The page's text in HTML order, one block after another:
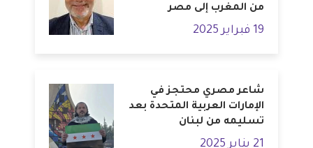
من المغرب إلى مصر
19 فبراير 2025
شاعر مصري محتجز في
الإمارات العربية المتحدة بعد
تسليمه من لبنان
21 يناير 2025